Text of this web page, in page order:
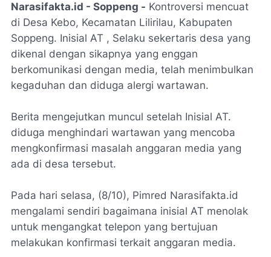
Narasifakta.id - Soppeng - Kontroversi mencuat
di Desa Kebo, Kecamatan Lilirilau, Kabupaten
Soppeng. Inisial AT , Selaku sekertaris desa yang
dikenal dengan sikapnya yang enggan
berkomunikasi dengan media, telah menimbulkan
kegaduhan dan diduga alergi wartawan.
Berita mengejutkan muncul setelah Inisial AT.
diduga menghindari wartawan yang mencoba
mengkonfirmasi masalah anggaran media yang
ada di desa tersebut.
Pada hari selasa, (8/10), Pimred Narasifakta.id
mengalami sendiri bagaimana inisial AT menolak
untuk mengangkat telepon yang bertujuan
melakukan konfirmasi terkait anggaran media.